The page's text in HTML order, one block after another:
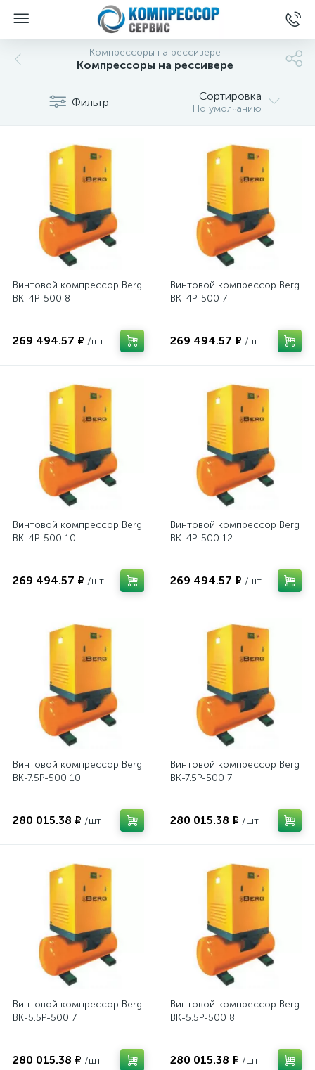
Компрессоры на рессивере
Компрессоры на рессивере
Фильтр Сортировка
По умолчанию
Винтовой компрессор Berg
ВК-4Р-500 8
269 494.57 ₽ /шт
Винтовой компрессор Berg
ВК-4Р-500 7
269 494.57 ₽ /шт
Винтовой компрессор Berg
ВК-4Р-500 10
269 494.57 ₽ /шт
Винтовой компрессор Berg
ВК-4Р-500 12
269 494.57 ₽ /шт
Винтовой компрессор Berg
ВК-7.5Р-500 10
280 015.38 ₽ /шт
Винтовой компрессор Berg
ВК-7.5Р-500 7
280 015.38 ₽ /шт
Винтовой компрессор Berg
ВК-5.5Р-500 7
280 015.38 ₽ /шт
Винтовой компрессор Berg
ВК-5.5Р-500 8
280 015.38 ₽ /шт